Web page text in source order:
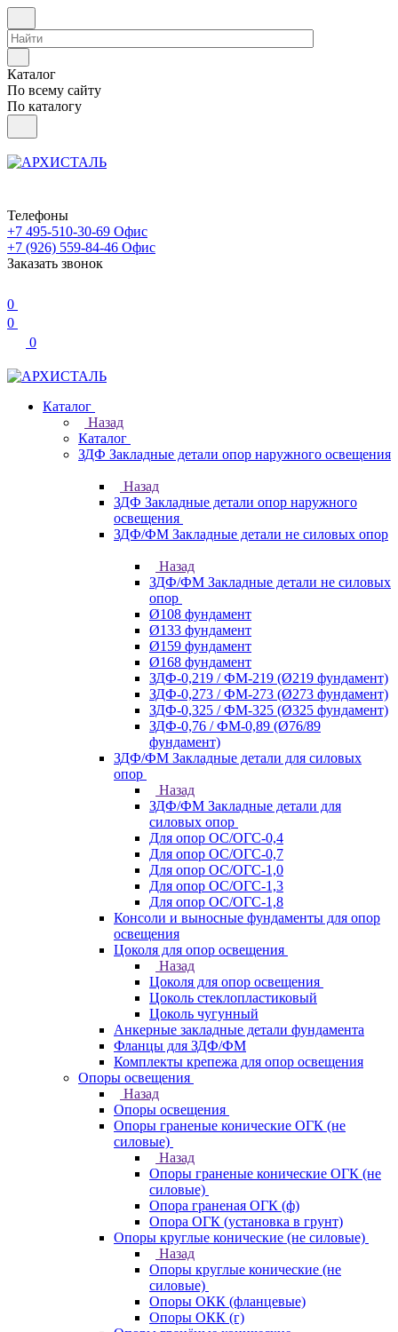
Каталог
По всему сайту
По каталогу
Телефоны
+7 495-510-30-69 Офис
+7 (926) 559-84-46 Офис
Заказать звонок
0
0
0
Каталог
Назад
Каталог
ЗДФ Закладные детали опор наружного освещения
Назад
ЗДФ Закладные детали опор наружного
освещения
ЗДФ/ФМ Закладные детали не силовых опор
Назад
ЗДФ/ФМ Закладные детали не силовых
опор
Ø108 фундамент
Ø133 фундамент
Ø159 фундамент
Ø168 фундамент
ЗДФ-0,219 / ФМ-219 (Ø219 фундамент)
ЗДФ-0,273 / ФМ-273 (Ø273 фундамент)
ЗДФ-0,325 / ФМ-325 (Ø325 фундамент)
ЗДФ-0,76 / ФМ-0,89 (Ø76/89
фундамент)
ЗДФ/ФМ Закладные детали для силовых
опор
Назад
ЗДФ/ФМ Закладные детали для
силовых опор
Для опор ОС/ОГС-0,4
Для опор ОС/ОГС-0,7
Для опор ОС/ОГС-1,0
Для опор ОС/ОГС-1,3
Для опор ОС/ОГС-1,8
Консоли и выносные фундаменты для опор
освещения
Цоколя для опор освещения
Назад
Цоколя для опор освещения
Цоколь стеклопластиковый
Цоколь чугунный
Анкерные закладные детали фундамента
Фланцы для ЗДФ/ФМ
Комплекты крепежа для опор освещения
Опоры освещения
Назад
Опоры освещения
Опоры граненые конические ОГК (не
силовые)
Назад
Опоры граненые конические ОГК (не
силовые)
Опора граненая ОГК (ф)
Опора ОГК (установка в грунт)
Опоры круглые конические (не силовые)
Назад
Опоры круглые конические (не
силовые)
Опоры ОКК (фланцевые)
Опоры ОКК (г)